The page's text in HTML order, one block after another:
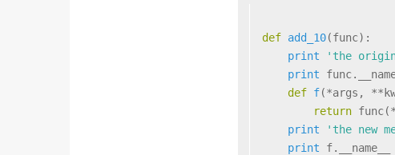
def add_10(func):
print
'the
print
def f(*args,
return
print
'the new
print